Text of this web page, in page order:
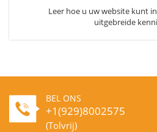
Leer hoe u uw website kunt
uitgebreide
BEL ONS
+1(929)8002575
(Tolvrij)